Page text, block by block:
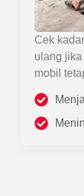
Cek
ulang
mobil